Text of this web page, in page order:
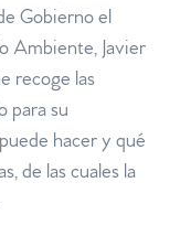
Gobierno el
Ambiente, Javier
recoge las
para su
hacer y qué
de las cuales la